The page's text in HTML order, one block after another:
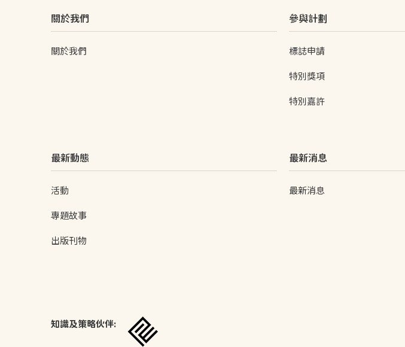
關於我們
關於我們
參與計劃
標誌申請
特別獎項
特別嘉許
最新動態
活動
專題故事
出版刊物
最新消息
最新消息
知識及策略伙伴: